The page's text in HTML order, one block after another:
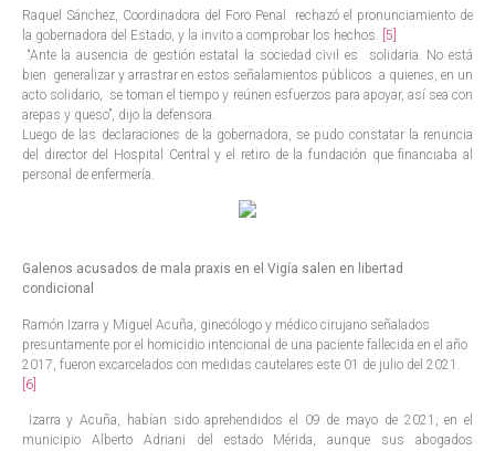
Raquel Sánchez, Coordinadora del Foro Penal rechazó el pronunciamiento de
la gobernadora del Estado, y la invito a comprobar los hechos.
[5]
“Ante la ausencia de gestión estatal la sociedad civil es solidaria. No está
bien generalizar y arrastrar en estos señalamientos públicos a quienes, en un
acto solidario, se toman el tiempo y reúnen esfuerzos para apoyar, así sea con
arepas y queso”, dijo la defensora.
Luego de las declaraciones de la gobernadora, se pudo constatar la renuncia
del director del Hospital Central y el retiro de la fundación que financiaba al
personal de enfermería.
Galenos acusados de mala praxis en el Vigía salen en libertad
condicional
Ramón Izarra y Miguel Acuña, ginecólogo y médico cirujano señalados
presuntamente por el homicidio intencional de una paciente fallecida en el año
2017, fueron excarcelados con medidas cautelares este 01 de julio del 2021.
[6]
Izarra y Acuña, habían sido aprehendidos el 09 de mayo de 2021, en el
municipio Alberto Adriani del estado Mérida, aunque sus abogados